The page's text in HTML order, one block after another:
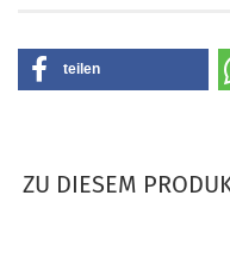
teilen
ZU DIESEM